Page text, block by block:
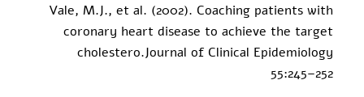
Vale, M.J., et al. (2002). Coaching patients with
coronary heart disease to achieve the target
cholestero.Journal of Clinical Epidemiology
55:245–252